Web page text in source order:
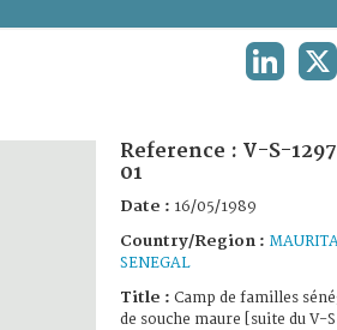
Reference : V-S-
01
Date : 16/05/1989
Country/Region :
SENEGAL
Title : Camp de familles
de souche maure [suite du V-